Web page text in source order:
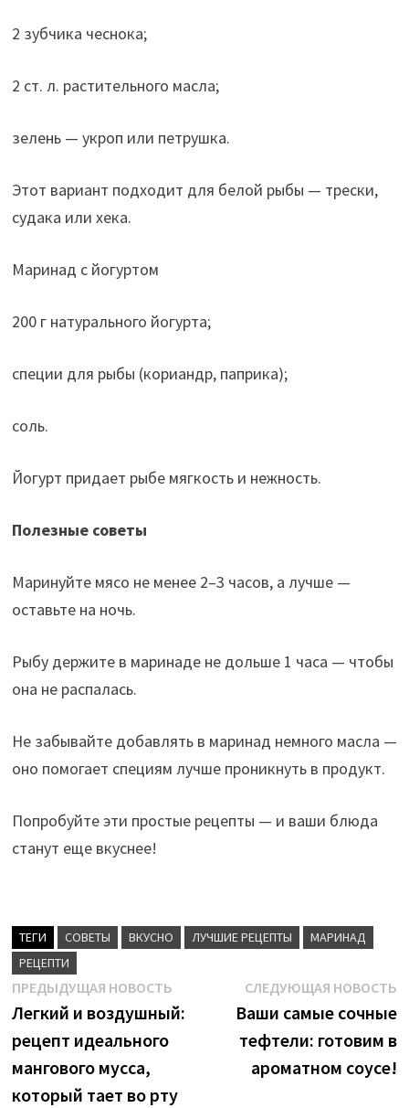
2 зубчика чеснока;
2 ст. л. растительного масла;
зелень — укроп или петрушка.
Этот вариант подходит для белой рыбы — трески,
судака или хека.
Маринад с йогуртом
200 г натурального йогурта;
специи для рыбы (кориандр, паприка);
соль.
Йогурт придает рыбе мягкость и нежность.
Полезные советы
Маринуйте мясо не менее 2–3 часов, а лучше —
оставьте на ночь.
Рыбу держите в маринаде не дольше 1 часа — чтобы
она не распалась.
Не забывайте добавлять в маринад немного масла —
оно помогает специям лучше проникнуть в продукт.
Попробуйте эти простые рецепты — и ваши блюда
станут еще вкуснее!
ТЕГИ CОВЕТЫ ВКУСНО ЛУЧШИЕ РЕЦЕПТЫ
МАРИНАД
РЕЦЕПТИ
Навигация
по
записям
ПРЕДЫДУЩАЯ НОВОСТЬПредыдущая
новость:
Легкий и воздушный:
рецепт идеального
мангового мусса,
который тает во рту
СЛЕДУЮЩАЯ НОВОСТЬ
Ваши самые сочные
тефтели: готовим в
ароматном соусе!